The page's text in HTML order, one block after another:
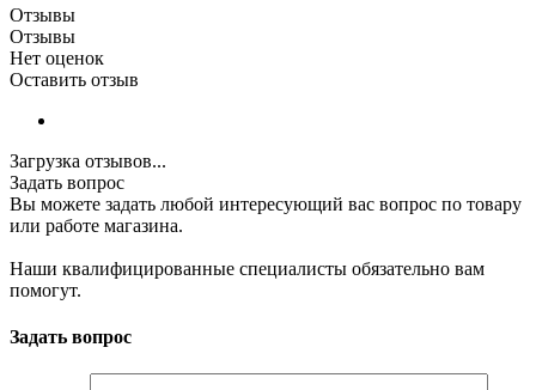
Отзывы
Отзывы
Нет оценок
Оставить отзыв
Загрузка отзывов...
Задать вопрос
Вы можете задать любой интересующий вас вопрос по товару
или работе магазина.
Наши квалифицированные специалисты обязательно вам
помогут.
Задать вопрос